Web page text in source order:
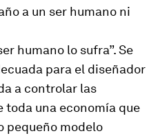
a un ser humano ni
humano lo sufra”. Se
para el diseñador
a controlar las
toda una economía que
pequeño modelo